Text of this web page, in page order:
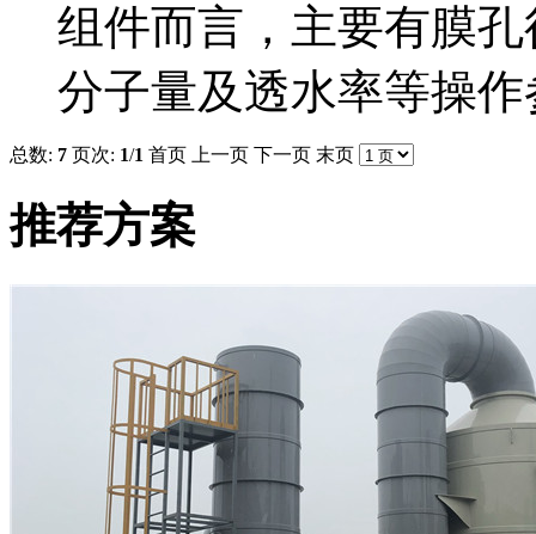
组件而言，主要有膜
分子量及透水率等操
总数: 7 页次: 1/1 首页 上一页 下一页 末页
推荐方案